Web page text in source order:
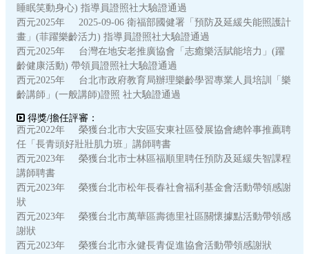
睡眠笑動身心) 指導員證照社大驗證通過
西元2025年 2025-09-06 衛福部國健署「預防及延緩失能照護計
畫」(菲躍樂齡活力) 指導員證照社大驗證通過
西元2025年 台灣在地安老推廣協會「志癒樂活賦能培力」(躍
齡健康活動) 帶領員證照社大驗證通過
西元2025年 台北市政府教育局辦理樂齡學習專業人員培訓「樂
齡講師」(一般講師)證照 社大驗證通過
得獎/擔任評審：
西元2022年 榮獲台北市大安區安東社區發展協會總幹事推薦聘
任「長青頭好壯壯肌力班」講師聘書
西元2023年 榮獲台北市士林區福順里聘任預防及延緩失智課程
講師聘書
西元2023年 榮獲台北市松年長春社會福利基金會活動帶領感謝
狀
西元2023年 榮獲台北市萬華區壽德里社區關懷據點活動帶領感
謝狀
西元2023年 榮獲台北市永健長青促進協會活動帶領感謝狀